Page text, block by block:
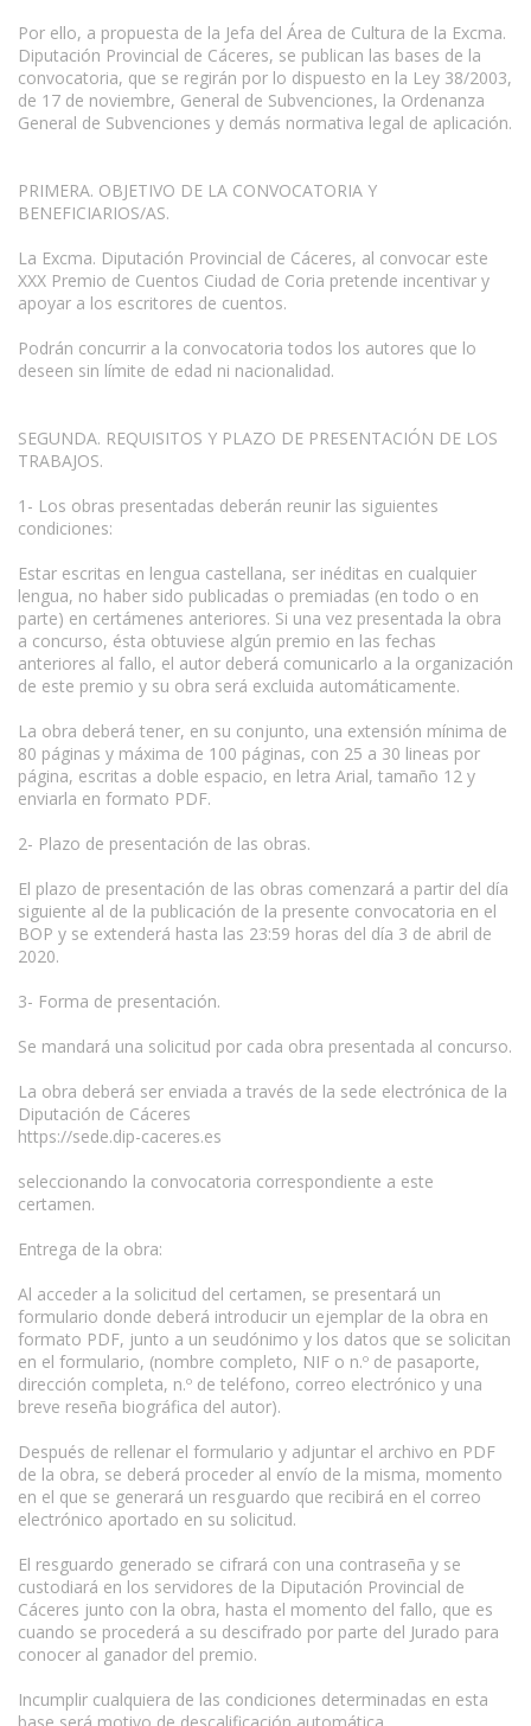
Por ello, a propuesta de la Jefa del Área de Cultura de la Excma.
Diputación Provincial de Cáceres, se publican las bases de la
convocatoria, que se regirán por lo dispuesto en la Ley 38/2003,
de 17 de noviembre, General de Subvenciones, la Ordenanza
General de Subvenciones y demás normativa legal de aplicación.
PRIMERA. OBJETIVO DE LA CONVOCATORIA Y
BENEFICIARIOS/AS.
La Excma. Diputación Provincial de Cáceres, al convocar este
XXX Premio de Cuentos Ciudad de Coria pretende incentivar y
apoyar a los escritores de cuentos.
Podrán concurrir a la convocatoria todos los autores que lo
deseen sin límite de edad ni nacionalidad.
SEGUNDA. REQUISITOS Y PLAZO DE PRESENTACIÓN DE LOS
TRABAJOS.
1- Los obras presentadas deberán reunir las siguientes
condiciones:
Estar escritas en lengua castellana, ser inéditas en cualquier
lengua, no haber sido publicadas o premiadas (en todo o en
parte) en certámenes anteriores. Si una vez presentada la obra
a concurso, ésta obtuviese algún premio en las fechas
anteriores al fallo, el autor deberá comunicarlo a la organización
de este premio y su obra será excluida automáticamente.
La obra deberá tener, en su conjunto, una extensión mínima de
80 páginas y máxima de 100 páginas, con 25 a 30 lineas por
página, escritas a doble espacio, en letra Arial, tamaño 12 y
enviarla en formato PDF.
2- Plazo de presentación de las obras.
El plazo de presentación de las obras comenzará a partir del día
siguiente al de la publicación de la presente convocatoria en el
BOP y se extenderá hasta las 23:59 horas del día 3 de abril de
2020.
3- Forma de presentación.
Se mandará una solicitud por cada obra presentada al concurso.
La obra deberá ser enviada a través de la sede electrónica de la
Diputación de Cáceres
https://sede.dip-caceres.es
seleccionando la convocatoria correspondiente a este
certamen.
Entrega de la obra:
Al acceder a la solicitud del certamen, se presentará un
formulario donde deberá introducir un ejemplar de la obra en
formato PDF, junto a un seudónimo y los datos que se solicitan
en el formulario, (nombre completo, NIF o n.º de pasaporte,
dirección completa, n.º de teléfono, correo electrónico y una
breve reseña biográfica del autor).
Después de rellenar el formulario y adjuntar el archivo en PDF
de la obra, se deberá proceder al envío de la misma, momento
en el que se generará un resguardo que recibirá en el correo
electrónico aportado en su solicitud.
El resguardo generado se cifrará con una contraseña y se
custodiará en los servidores de la Diputación Provincial de
Cáceres junto con la obra, hasta el momento del fallo, que es
cuando se procederá a su descifrado por parte del Jurado para
conocer al ganador del premio.
Incumplir cualquiera de las condiciones determinadas en esta
base será motivo de descalificación automática.